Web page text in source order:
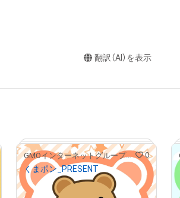
翻訳（AI）を表示
GMOインターネットグループ公式キャラクター「くまポン」 0
くまポン_PRESENT
¥1,000,000